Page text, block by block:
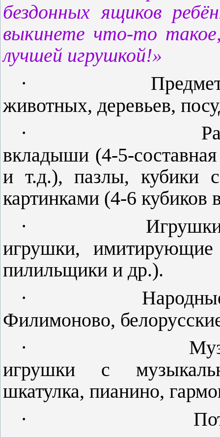
бездонных ящиков
выкинете что-то
лучшей игрушкой!»
·
животных, деревьев,
·
вкладыши (4-5-
и т.д.), пазлы, кубики
картинками (4-6 кубиков
·
игрушки,
пилильщики и др.).
·
Филимоново,
·
игрушки с
шкатулка, пианино,
·